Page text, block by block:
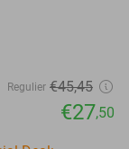
Regulier €45,45
€27,50